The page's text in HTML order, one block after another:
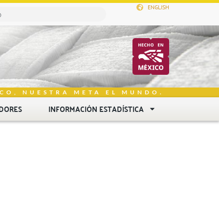
ENGLISH
NUESTRA META EL MUNDO.
INFORMACIÓN ESTADÍSTICA